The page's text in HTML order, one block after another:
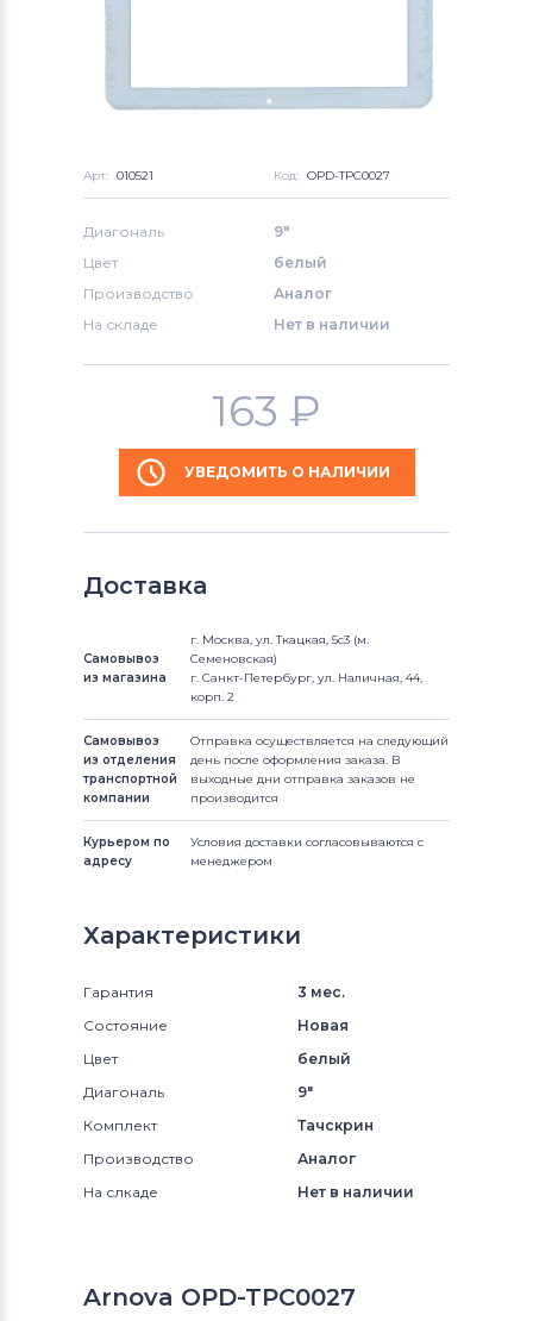
Арт: 010521 Код: OPD-TPC0027
Диагональ
9"
Цвет
белый
Производство
Аналог
На складе
Нет в наличии
163 ₽
УВЕДОМИТЬ О НАЛИЧИИ
Доставка
Самовывоз
из магазина
г. Москва, ул. Ткацкая, 5с3 (м.
Семеновская)
г. Санкт-Петербург, ул. Наличная, 44,
корп. 2
Самовывоз
из отделения
транспортной
компании
Отправка осуществляется на следующий
день после оформления заказа. В
выходные дни отправка заказов не
производится
Курьером по
адресу
Условия доставки согласовываются с
менеджером
Характеристики
Гарантия
3 мес.
Состояние
Новая
Цвет
белый
Диагональ
9"
Комплект
Тачскрин
Производство
Аналог
На слкаде
Нет в наличии
Arnova OPD-TPC0027